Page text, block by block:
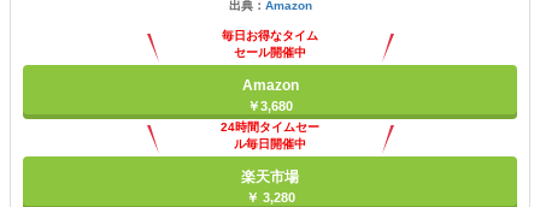
出典： Amazon
毎日お得なタイム
セール開催中
Amazon
￥3,680
24時間タイムセー
ル毎日開催中
楽天市場
￥ 3,280